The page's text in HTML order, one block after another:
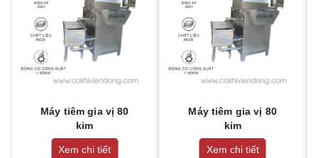
Máy tiêm gia vị 80
kim
Xem chi tiết
Máy tiêm gia vị 80
kim
Xem chi tiết